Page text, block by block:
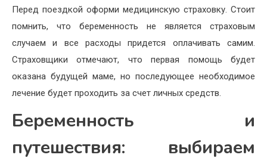
Перед поездкой оформи медицинскую страховку. Стоит
помнить, что беременность не является страховым
случаем и все расходы придется оплачивать самим.
Страховщики отмечают, что первая помощь будет
оказана будущей маме, но последующее необходимое
лечение будет проходить за счет личных средств.
Беременность и
путешествия: выбираем